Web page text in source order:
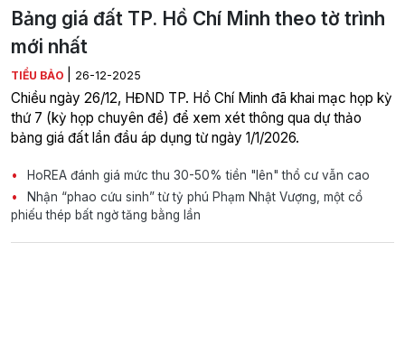
Bảng giá đất TP. Hồ Chí Minh theo tờ trình
mới nhất
TIỂU BẢO 26-12-2025
Chiều ngày 26/12, HĐND TP. Hồ Chí Minh đã khai mạc họp kỳ
thứ 7 (kỳ họp chuyên đề) để xem xét thông qua dự thảo
bảng giá đất lần đầu áp dụng từ ngày 1/1/2026.
HoREA đánh giá mức thu 30-50% tiền "lên" thổ cư vẫn cao
Nhận “phao cứu sinh” từ tỷ phú Phạm Nhật Vượng, một cổ
phiếu thép bất ngờ tăng bằng lần